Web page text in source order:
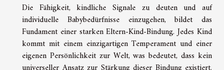
Die Fähigkeit, kindliche Signale zu deuten und auf
individuelle Babybedürfnisse einzugehen, bildet das
Fundament einer starken Eltern-Kind-Bindung. Jedes Kind
kommt mit einem einzigartigen Temperament und einer
eigenen Persönlichkeit zur Welt, was bedeutet, dass kein